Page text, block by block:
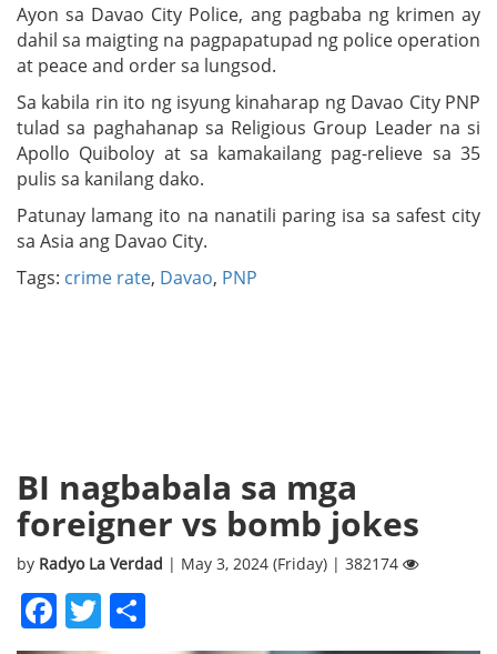
Ayon sa Davao City Police, ang pagbaba ng krimen ay
dahil sa maigting na pagpapatupad ng police operation
at peace and order sa lungsod.
Sa kabila rin ito ng isyung kinaharap ng Davao City PNP
tulad sa paghahanap sa Religious Group Leader na si
Apollo Quiboloy at sa kamakailang pag-relieve sa 35
pulis sa kanilang dako.
Patunay lamang ito na nanatili paring isa sa safest city
sa Asia ang Davao City.
Tags: crime rate, Davao, PNP
BI nagbabala sa mga
foreigner vs bomb jokes
by Radyo La Verdad | May 3, 2024 (Friday) | 382174
Facebook
Twitter